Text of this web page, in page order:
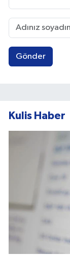
Gönder
Kulis Haber